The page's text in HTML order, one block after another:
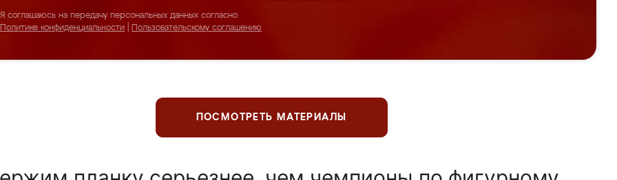
Я соглашаюсь на передачу персональных данных согласно
Политике конфиденциальности
Пользовательскому соглашению
ПОСМОТРЕТЬ МАТЕРИАЛЫ